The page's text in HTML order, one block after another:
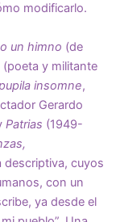
modificarlo.
un himno (de
(poeta y militante
insomne,
Gerardo
Patrias (1949-
descriptiva, cuyos
con un
ya desde el